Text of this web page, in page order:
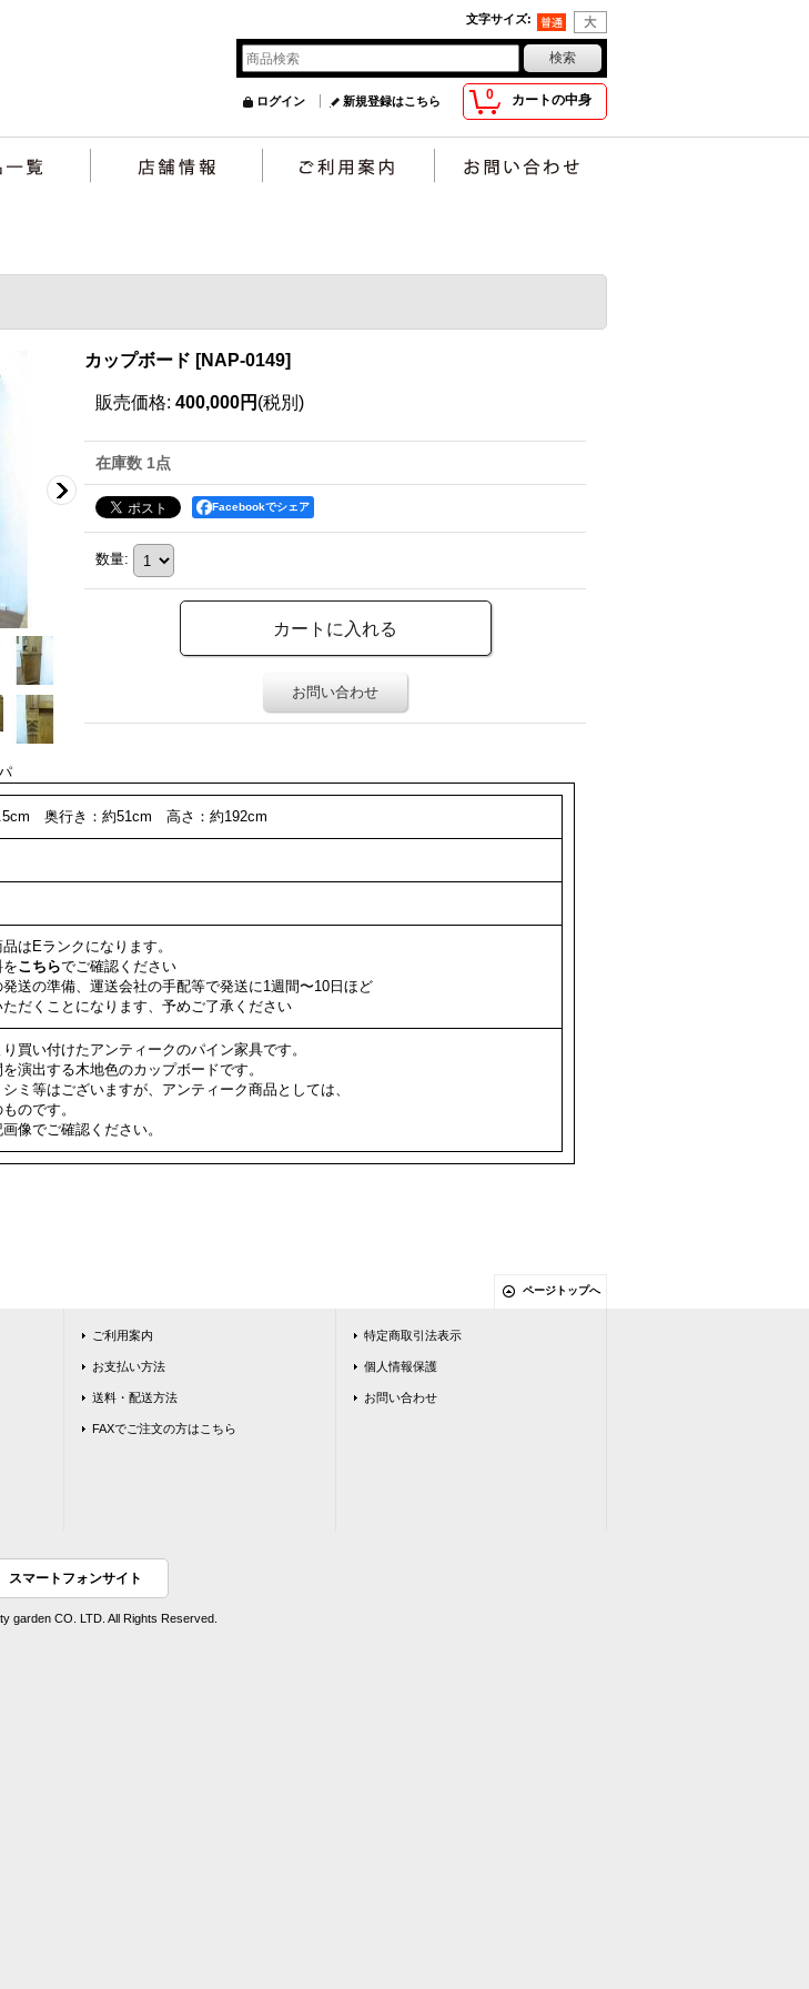
文字サイズ:
0 カートの中身
ログイン 新規登録はこちら
カップボード [NAP-0149]
販売価格: 400,000円 (税別)
在庫数 1点
Facebookでシェア
数量:
お問い合わせ
奥行き：約51cm 高さ：約192cm
はEランク になります。
こちらでご確認ください
送の準備、運送会社の手配等で発送に1週間〜10日ほど
ただくことになります、予めご了承ください
買い付けたアンティークのパイン家具です。
演出する木地色のカップボードです。
ミ等はございますが、アンティーク商品としては、
のです。
像でご確認ください。
ページトップへ
ご利用案内
お支払い方法
送料・配送方法
FAXでご注文の方はこちら
特定商取引法表示
個人情報保護
お問い合わせ
スマートフォンサイト
garden CO. LTD. All Rights Reserved.